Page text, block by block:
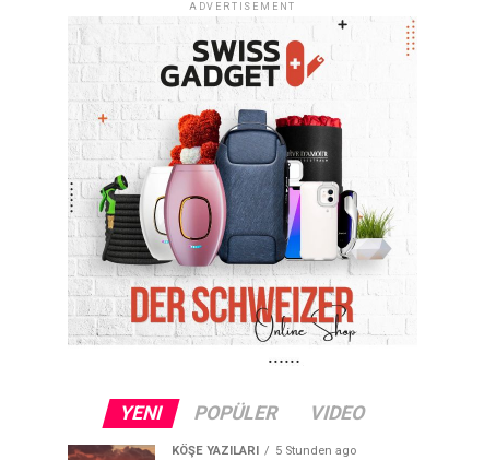
ADVERTISEMENT
YENI POPÜLER VIDEO
KÖŞE YAZILARI 5 Stunden ago